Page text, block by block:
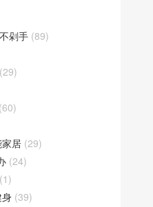
剁手 (89)
(29)
(60)
居 (29)
(24)
(1)
(39)